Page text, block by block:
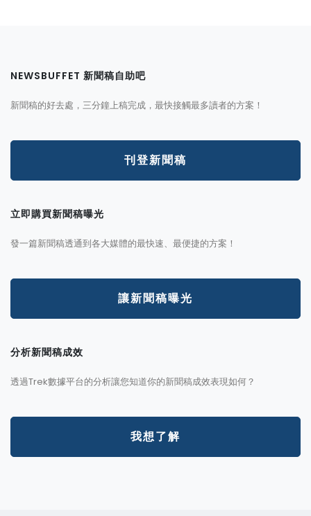
NEWSBUFFET 新聞稿自助吧
新聞稿的好去處，三分鐘上稿完成，最快接觸最多讀者的方案！
刊登新聞稿
立即購買新聞稿曝光
發一篇新聞稿透通到各大媒體的最快速、最便捷的方案！
讓新聞稿曝光
分析新聞稿成效
透過Trek數據平台的分析讓您知道你的新聞稿成效表現如何？
我想了解